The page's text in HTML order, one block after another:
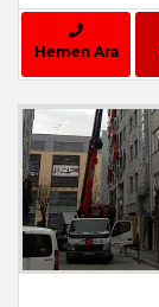
Hemen Ara